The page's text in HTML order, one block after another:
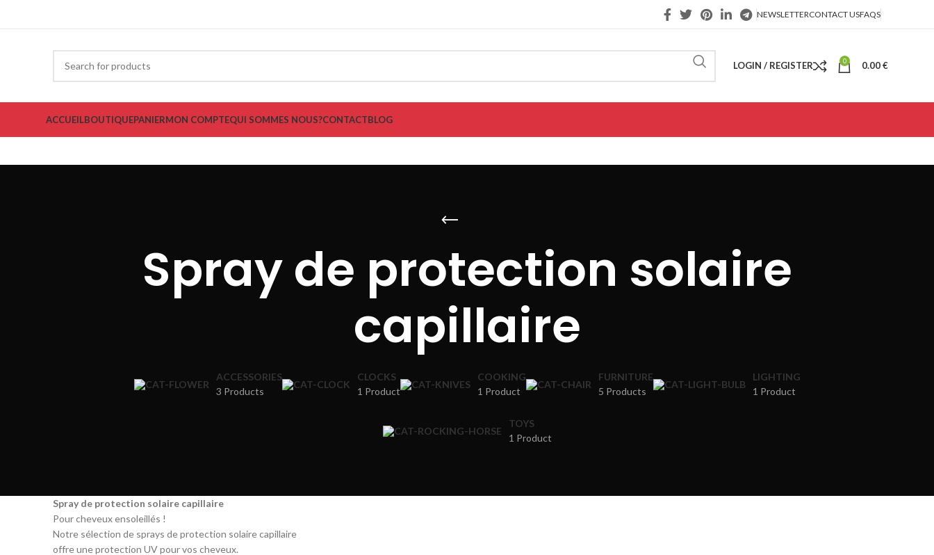
NEWSLETTERCONTACT USFAQS
LOGIN / REGISTER 0 0.00€
ACCUEILBOUTIQUEPANIERMON COMPTEQUI SOMMES NOUS?CONTACTBLOG
Spray de protection solaire
capillaire
ACCESSORIES
3 Products
CLOCKS
1 Product
COOKING
1 Product
FURNITURE
5 Products
LIGHTING
1 Product
TOYS
1 Product
Spray de protection solaire capillaire
Pour cheveux ensoleillés !
Notre sélection de sprays de protection solaire capillaire
offre une protection UV pour vos cheveux.